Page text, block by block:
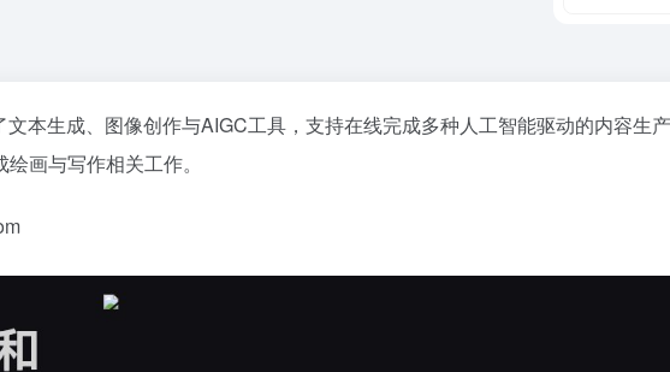
本生成、图像创作与AIGC工具，支持在线完成多种人工智能驱动的内容生
画与写作相关工作。